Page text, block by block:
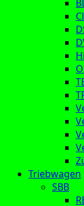
Triebwagen
SBB